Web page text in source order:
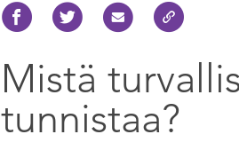
Mistä
tunnistaa?